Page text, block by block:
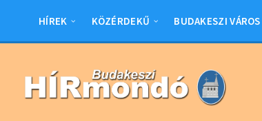
sidebar
sidebar
HÍREK KÖZÉRDEKŰ BUDAKESZI VÁROS